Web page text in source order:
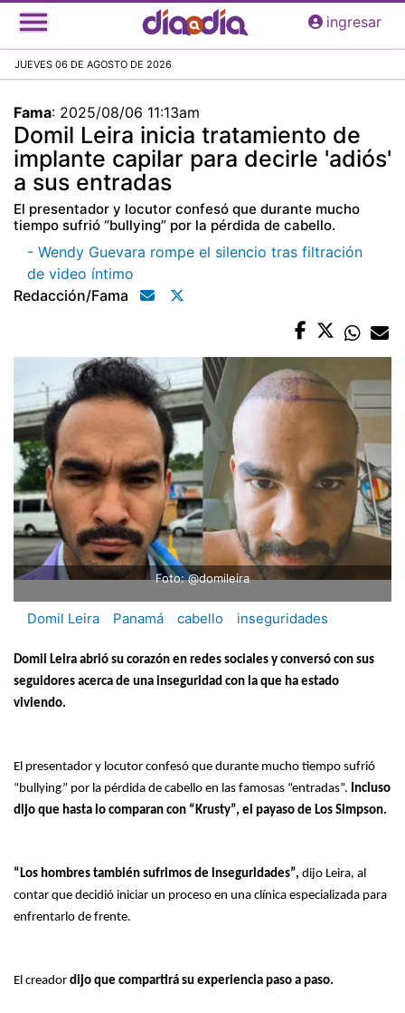
Pasar
al
principal
ingresar
JUEVES 06 DE AGOSTO DE 2026
Fama: 2025/08/06 11:13am
Domil Leira inicia tratamiento de
implante capilar para decirle 'adiós'
a sus entradas
El presentador y locutor confesó que durante mucho
tiempo sufrió “bullying” por la pérdida de cabello.
- Wendy Guevara rompe el silencio tras filtración
de video íntimo
Redacción/fama
Foto: @domileira
Domil Leira Panamá cabello inseguridades
Domil Leira abrió su corazón en redes sociales y conversó con sus
seguidores acerca de una inseguridad con la que ha estado
viviendo.
El presentador y locutor confesó que durante mucho tiempo sufrió
“bullying” por la pérdida de cabello en las famosas “entradas”. Incluso
dijo que hasta lo comparan con “Krusty”, el payaso de Los Simpson.
“Los hombres también sufrimos de inseguridades”, dijo Leira, al
contar que decidió iniciar un proceso en una clínica especializada para
enfrentarlo de frente.
El creador dijo que compartirá su experiencia paso a paso.